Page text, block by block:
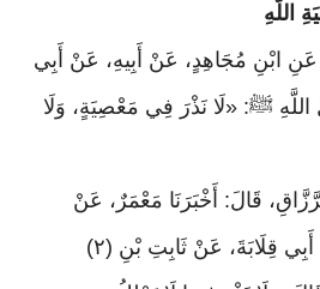
اللَّهِ
عَنِ ابْنِ مُجَاهِدٍ، عَنْ أَبِيهِ، عَنْ أَبِي
ﷺ: «لَا نَذْرَ فِي مَعْصِيَةٍ، وَلَا
الرَّزَّاقِ، قَالَ: أَخْبَرَنَا مَعْمَرٌ، عَنْ
يَحْيَى بْنِ أَبِي كَثِيرٍ، عَنْ أَبِي قِلَابَةَ، عَنْ ثَابِتِ بْنِ (٢)